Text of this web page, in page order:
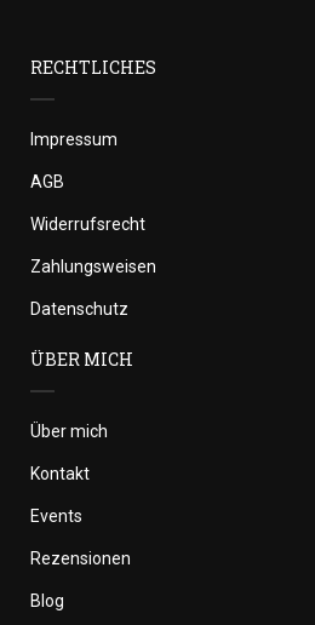
RECHTLICHES
Impressum
AGB
Widerrufsrecht
Zahlungsweisen
Datenschutz
ÜBER MICH
Über mich
Kontakt
Events
Rezensionen
Blog